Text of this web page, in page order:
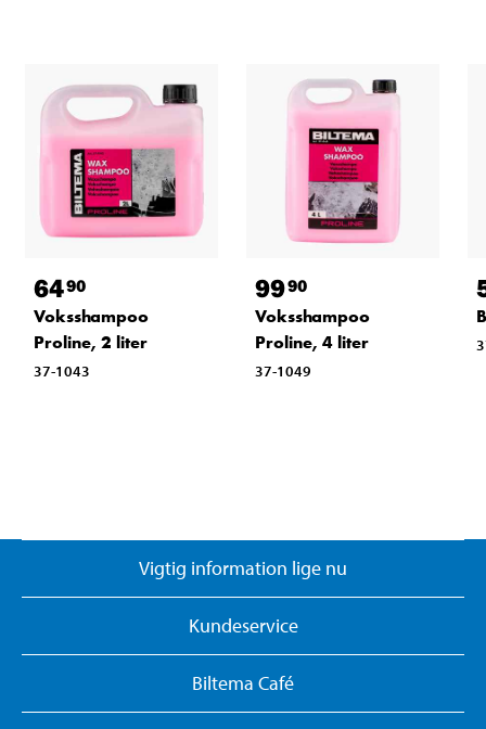
6490
Voksshampoo
Proline, 2 liter
37-1043
9990
Voksshampoo
Proline, 4 liter
37-1049
Vigtig information lige nu
Kundeservice
Biltema Café